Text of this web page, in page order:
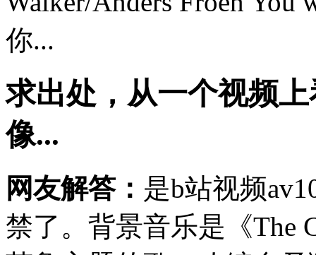
你...
求出处，从一个视频
像...
网友解答： 是b站视频
禁了。背景音乐是《The